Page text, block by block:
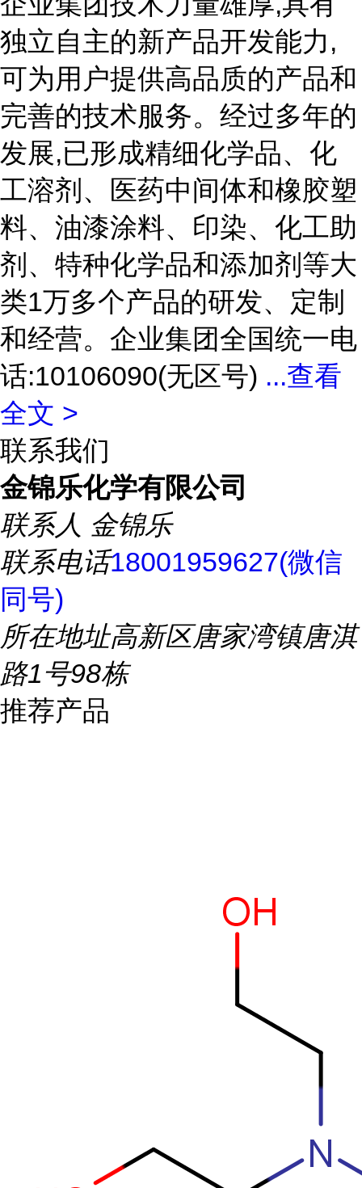
独立自主的新产品开发能力,
可为用户提供高品质的产品和
完善的技术服务。经过多年的
发展,已形成精细化学品、化
工溶剂、医药中间体和橡胶塑
料、油漆涂料、印染、化工助
剂、特种化学品和添加剂等大
类1万多个产品的研发、定制
和经营。企业集团全国统一电
话:10106090(无区号) ...查看
全文 >
联系我们
金锦乐化学有限公司
联系人 金锦乐
联系电话18001959627(微信
同号)
所在地址高新区唐家湾镇唐淇
路1号98栋
推荐产品